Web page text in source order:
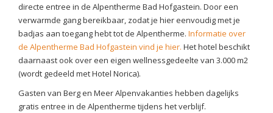
directe entree in de Alpentherme Bad Hofgastein. Door een
verwarmde gang bereikbaar, zodat je hier eenvoudig met je
badjas aan toegang hebt tot de Alpentherme. Informatie over
de Alpentherme Bad Hofgastein vind je hier. Het hotel beschikt
daarnaast ook over een eigen wellnessgedeelte van 3.000 m2
(wordt gedeeld met Hotel Norica).
Gasten van Berg en Meer Alpenvakanties hebben dagelijks
gratis entree in de Alpentherme tijdens het verblijf.